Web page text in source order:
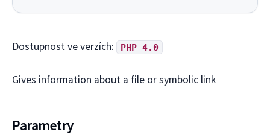
Dostupnost ve verzích: PHP 4.0
Gives information about a file or symbolic link
Parametry